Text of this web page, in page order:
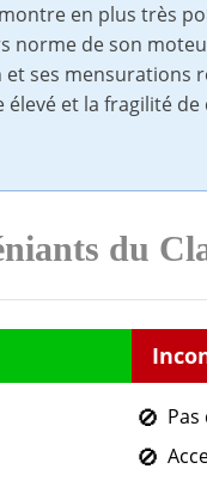
en plus très
norme de son
et ses
et la fragilité
du